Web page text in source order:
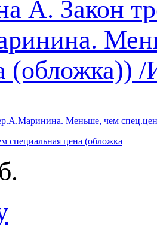
Меньше, чем
цена (обложка